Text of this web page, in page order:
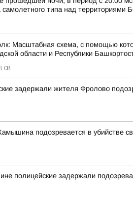
самолетного типа над территориями
Масштабная схема, с помощью
области и Республики
задержали жителя Фролово
подозревается в убийстве
полицейские задержали